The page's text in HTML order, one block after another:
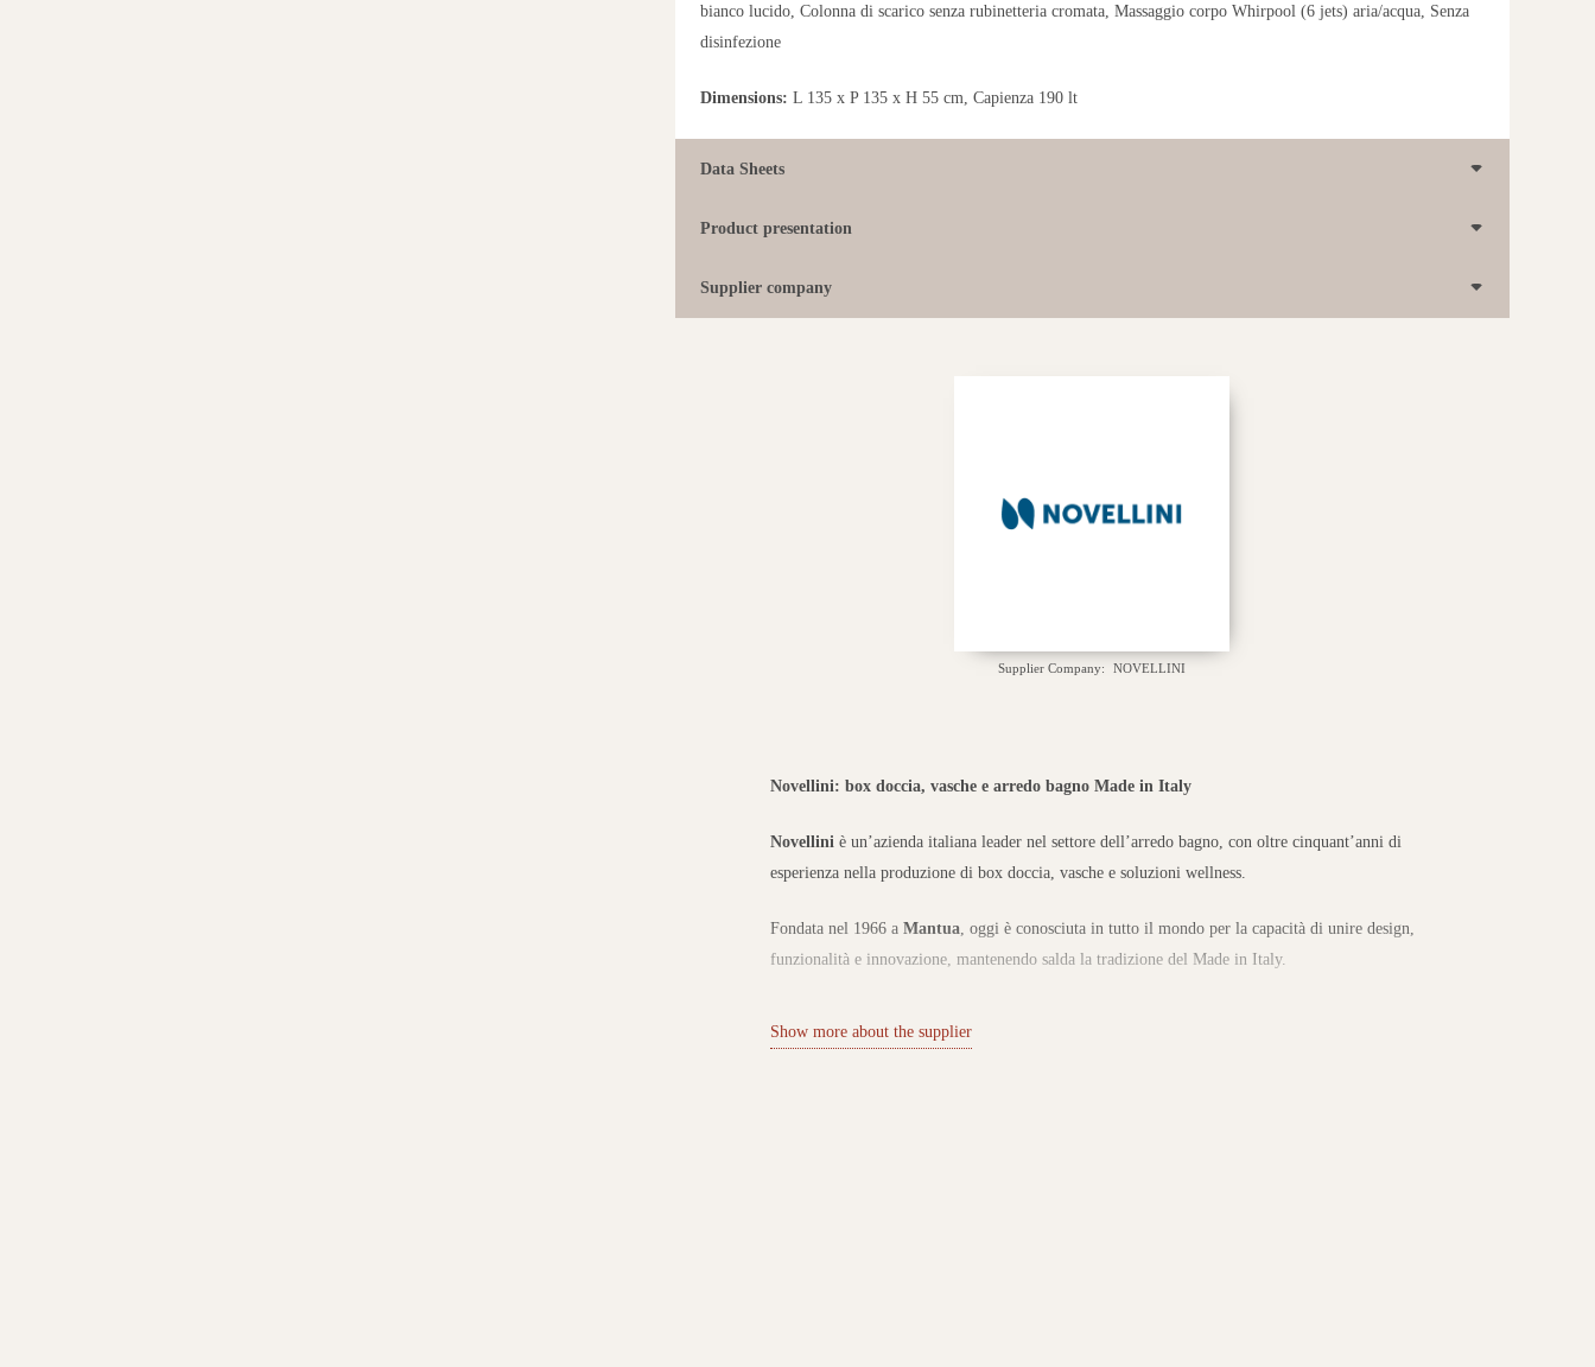
bianco lucido, Colonna di scarico senza rubinetteria cromata, Massaggio corpo Whirpool (6 jets) aria/acqua, Senza
disinfezione
Dimensions: L 135 x P 135 x H 55 cm, Capienza 190 lt
Data Sheets
Product presentation
Supplier company
Supplier Company: NOVELLINI
Novellini: box doccia, vasche e arredo bagno Made in Italy
Novellini è un’azienda italiana leader nel settore dell’arredo bagno, con oltre cinquant’anni di
esperienza nella produzione di box doccia, vasche e soluzioni wellness.
Fondata nel 1966 a Mantua , oggi è conosciuta in tutto il mondo per la capacità di unire design,
funzionalità e innovazione, mantenendo salda la tradizione del Made in Italy.
Show more about the supplier